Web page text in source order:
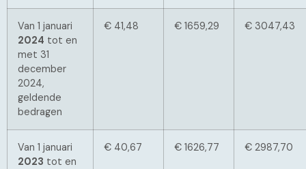
Van 1 januari
2024 tot en
met 31
december
2024,
geldende
bedragen
€ 41,48 € 1659,29 € 3047,43
Van 1 januari
2023 tot en
€ 40,67 € 1626,77 € 2987,70